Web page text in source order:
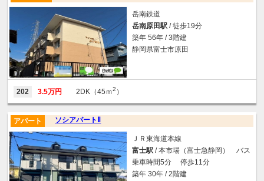
岳南鉄道
岳南原田駅 / 徒歩19分
築年 56年 / 3階建
静岡県富士市原田
202 3.5万円 2DK（45ｍ2 ）
ソシアパートⅡ
アパート
ＪＲ東海道本線
富士駅 / 本市場（富士急静岡） バス
乗車時間5分 停歩11分
築年 30年 / 2階建